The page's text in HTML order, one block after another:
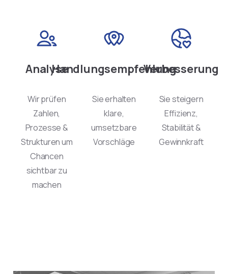
Analyse
Wir prüfen
Zahlen,
Prozesse &
Strukturen um
Chancen
sichtbar zu
machen
Handlungsempfehlung
Sie erhalten
klare,
umsetzbare
Vorschläge
Verbesserung
Sie steigern
Effizienz,
Stabilität &
Gewinnkraft